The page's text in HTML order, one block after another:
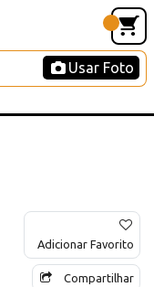
Usar Foto
Adicionar Favorito
Compartilhar